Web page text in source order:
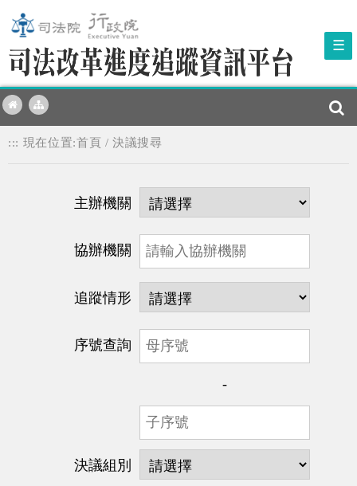
☰
::: 現在位置:首頁 /決議搜尋
主辦機關
協辦機關
追蹤情形
序號查詢
-
決議組別